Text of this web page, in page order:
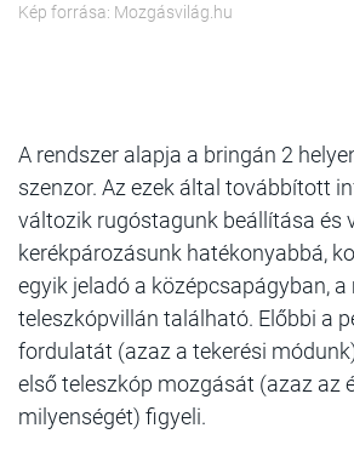
Kép forrása: Mozgásvilág.hu
A rendszer alapja a bringán 2
szenzor. Az ezek által továbbított
változik rugóstagunk beállítása és
kerékpározásunk hatékonyabbá,
egyik jeladó a középcsapágyban, a
teleszkópvillán található. Előbbi a
fordulatát (azaz a tekerési
első teleszkóp mozgását (azaz az
milyenségét) figyeli.